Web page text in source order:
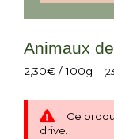
Animaux
2,30€ / 100g (
Ce
drive.